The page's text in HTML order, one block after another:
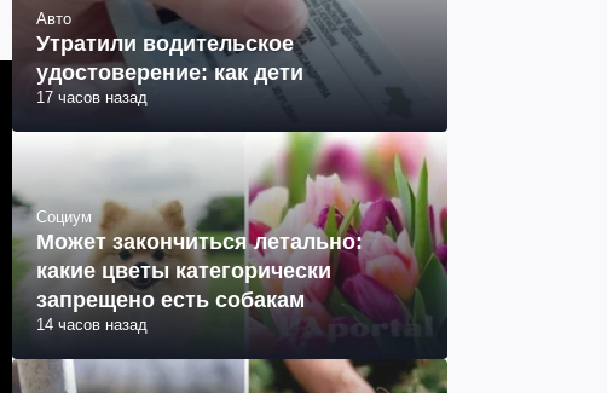
Авто
Утратили водительское
удостоверение: как дети
17 часов назад
Социум
Может закончиться летально:
какие цветы категорически
запрещено есть собакам
14 часов назад